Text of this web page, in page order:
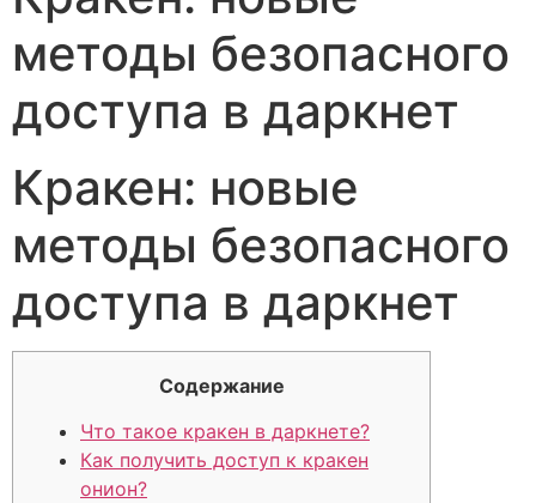
методы безопасного
доступа в даркнет
Кракен: новые
методы безопасного
доступа в даркнет
Содержание
Что такое кракен в даркнете?
Как получить доступ к кракен
онион?